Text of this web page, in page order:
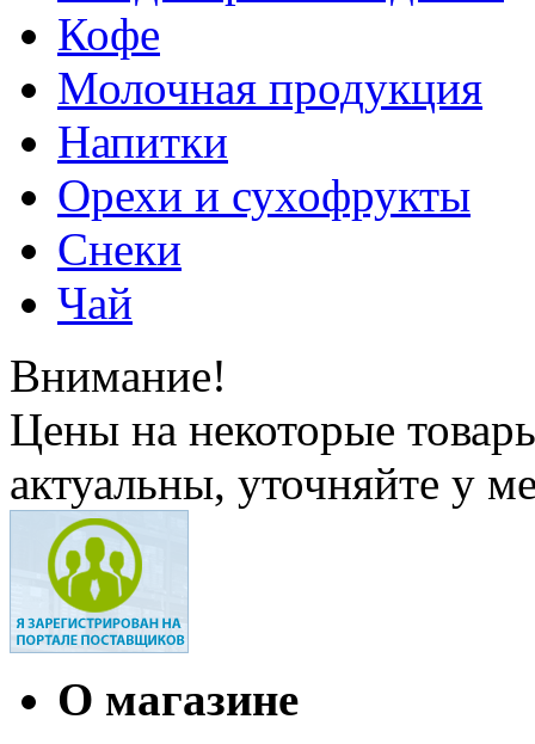
Кофе
Молочная продукция
Напитки
Орехи и сухофрукты
Снеки
Чай
Внимание!
Цены на некоторые
актуальны, уточняйте у
О магазине